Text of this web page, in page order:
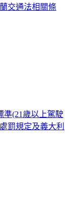
交通法相關條
準(21歲以上駕駛
罰規定及義大利